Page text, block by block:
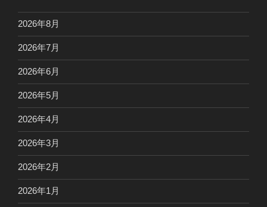
2026年8月
2026年7月
2026年6月
2026年5月
2026年4月
2026年3月
2026年2月
2026年1月